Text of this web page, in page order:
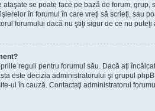
se poate face pe bază de forum, grup,
în forumul în care vreţi să scrieţi, sau
forumului dacă nu ştiţi sigur de ce nu
reguli pentru forumul său. Dacă aţi
este decizia administratorului şi grupul
ul în cauză. Contactaţi administratorul